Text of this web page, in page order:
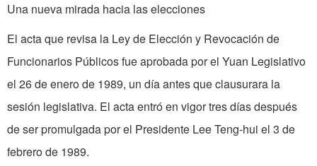
Una nueva mirada hacia las elecciones
El acta que revisa la Ley de Elección y Revocación de
Funcionarios Públicos fue aprobada por el Yuan Legislativo
el 26 de enero de 1989, un día antes que clausurara la
sesión legislativa. El acta entró en vigor tres días después
de ser promulgada por el Presidente Lee Teng­-hui el 3 de
febrero de 1989.